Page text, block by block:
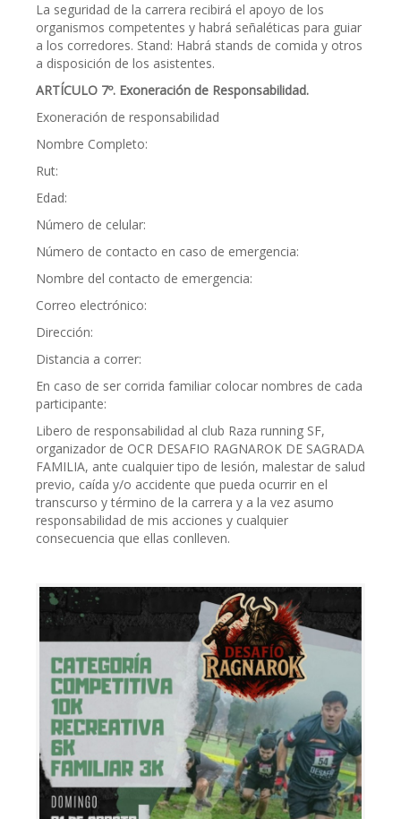
La seguridad de la carrera recibirá el apoyo de los
organismos competentes y habrá señaléticas para guiar
a los corredores. Stand: Habrá stands de comida y otros
a disposición de los asistentes.
ARTÍCULO 7º. Exoneración de Responsabilidad.
Exoneración de responsabilidad
Nombre Completo:
Rut:
Edad:
Número de celular:
Número de contacto en caso de emergencia:
Nombre del contacto de emergencia:
Correo electrónico:
Dirección:
Distancia a correr:
En caso de ser corrida familiar colocar nombres de cada
participante:
Libero de responsabilidad al club Raza running SF,
organizador de OCR DESAFIO RAGNAROK DE SAGRADA
FAMILIA, ante cualquier tipo de lesión, malestar de salud
previo, caída y/o accidente que pueda ocurrir en el
transcurso y término de la carrera y a la vez asumo
responsabilidad de mis acciones y cualquier
consecuencia que ellas conlleven.